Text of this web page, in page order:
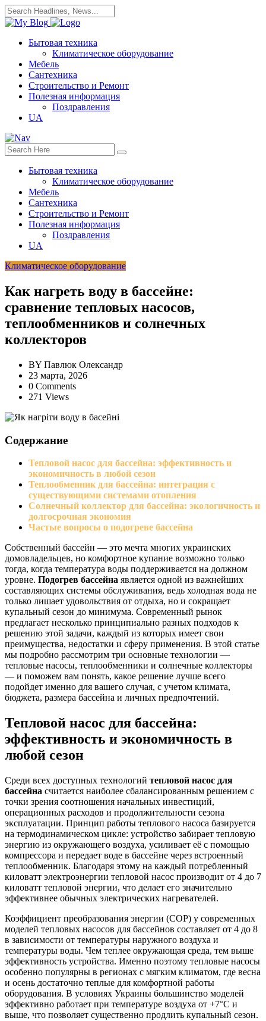
Бытовая техника
Климатическое оборудование
Мебель
Сантехника
Строительство и Ремонт
Полезная информация
Поздравления
UA
Бытовая техника
Климатическое оборудование
Мебель
Сантехника
Строительство и Ремонт
Полезная информация
Поздравления
UA
Климатическое оборудование
Как нагреть воду в бассейне:
сравнение тепловых насосов,
теплообменников и солнечных
коллекторов
BY Павлюк Олександр
23 марта, 2026
0 Comments
271 Views
Содержание
Тепловой насос для бассейна: эффективность и
экономичность в любой сезон
Теплообменник для бассейна: интеграция с
существующими системами отопления
Солнечный коллектор для бассейна: экологичность и
долгосрочная экономия
Частые вопросы о подогреве бассейна
Собственный бассейн — это мечта многих украинских
домовладельцев, но комфортное купание возможно только
тогда, когда температура воды поддерживается на должном
уровне. Подогрев бассейна является одной из важнейших
составляющих системы обслуживания, ведь холодная вода не
только лишает удовольствия от отдыха, но и сокращает
купальный сезон до минимума. Современный рынок
предлагает несколько принципиально разных подходов к
решению этой задачи, каждый из которых имеет свои
преимущества, недостатки и сферу применения. В этой статье
мы подробно рассмотрим три основные технологии —
тепловые насосы, теплообменники и солнечные коллекторы
— и поможем вам понять, какое решение лучше всего
подойдет именно для вашего случая, с учетом климата,
бюджета, размера бассейна и личных предпочтений.
Тепловой насос для бассейна:
эффективность и экономичность в
любой сезон
Среди всех доступных технологий тепловой насос для
бассейна считается наиболее сбалансированным решением с
точки зрения соотношения начальных инвестиций,
операционных расходов и продолжительности сезона
эксплуатации. Принцип работы теплового насоса базируется
на термодинамическом цикле: устройство забирает тепловую
энергию из окружающего воздуха, усиливает её с помощью
компрессора и передает воде в бассейне через встроенный
теплообменник. Благодаря этому на каждый потребленный
киловатт электроэнергии тепловой насос производит от 4 до 7
киловатт тепловой энергии, что делает его значительно
эффективнее обычных электрических нагревателей.
Коэффициент преобразования энергии (COP) у современных
моделей тепловых насосов для бассейнов составляет от 4 до 8
в зависимости от температуры наружного воздуха и
температуры воды. Чем теплее окружающая среда, тем выше
эффективность устройства. Именно поэтому тепловые насосы
особенно популярны в регионах с мягким климатом, где весна
и осень достаточно теплые для комфортной работы
оборудования. В условиях Украины большинство моделей
эффективно работает при температуре воздуха от +7°C и
выше, что позволяет существенно продлить купальный сезон.